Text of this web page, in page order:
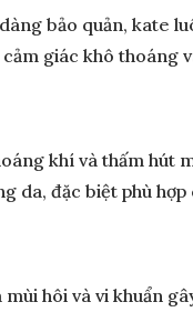
bảo quản, kate
giác khô thoáng
khí và thấm hút
da, đặc biệt phù
hôi và vi khuẩn